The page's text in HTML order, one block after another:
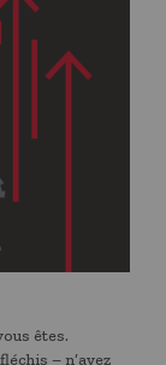
êtes.
– n’ayez